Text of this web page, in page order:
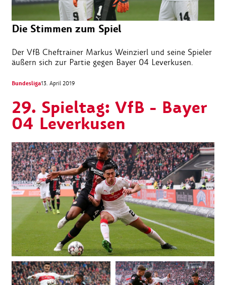
Die Stimmen zum Spiel
Der VfB Cheftrainer Markus Weinzierl und seine Spieler
äußern sich zur Partie gegen Bayer 04 Leverkusen.
Bundesliga13. April 2019
29. Spieltag: VfB - Bayer
04 Leverkusen